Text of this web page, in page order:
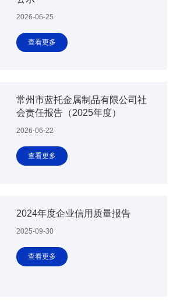
2026-06-25
查看更多
常州市蓝托金属制品有限公司社
会责任报告（2025年度）
2026-06-22
查看更多
2024年度企业信用质量报告
2025-09-30
查看更多